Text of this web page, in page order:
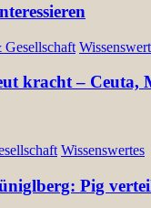
kracht – Ceuta,
Wissenswertes
Pig